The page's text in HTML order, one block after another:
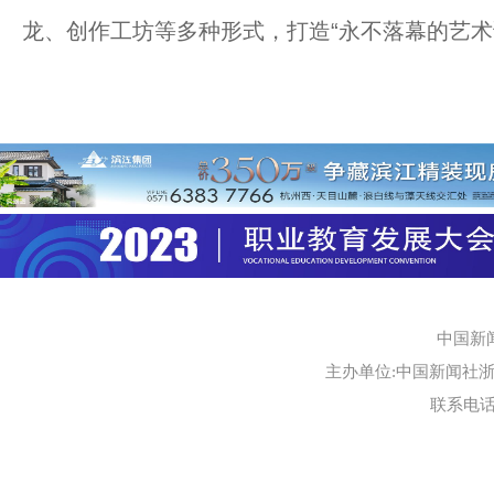
龙、创作工坊等多种形式，打造“永不落幕的艺
中国新
主办单位:中国新闻社
联系电